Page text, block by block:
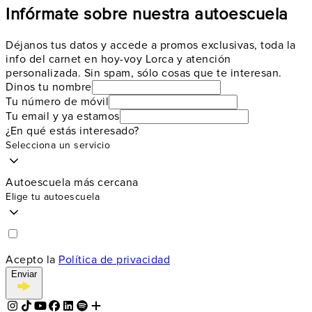
Infórmate sobre nuestra autoescuela
Déjanos tus datos y accede a promos exclusivas, toda la
info del carnet en hoy-voy Lorca y atención
personalizada. Sin spam, sólo cosas que te interesan.
Dinos tu nombre
Tu número de móvil
Tu email y ya estamos
¿En qué estás interesado?
Selecciona un servicio
Autoescuela más cercana
Elige tu autoescuela
Acepto la Política de privacidad
Enviar